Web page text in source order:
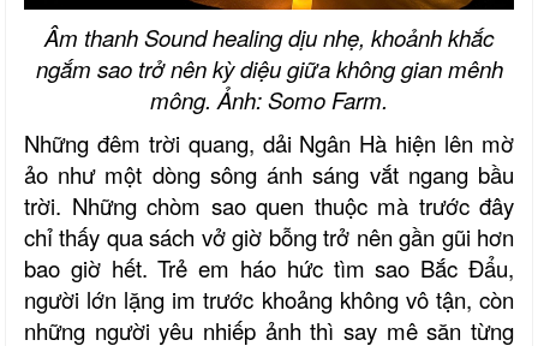
Âm thanh Sound healing dịu nhẹ, khoảnh khắc
ngắm sao trở nên kỳ diệu giữa không gian mênh
mông. Ảnh: Somo Farm.
Những đêm trời quang, dải Ngân Hà hiện lên mờ
ảo như một dòng sông ánh sáng vắt ngang bầu
trời. Những chòm sao quen thuộc mà trước đây
chỉ thấy qua sách vở giờ bỗng trở nên gần gũi hơn
bao giờ hết. Trẻ em háo hức tìm sao Bắc Đẩu,
người lớn lặng im trước khoảng không vô tận, còn
những người yêu nhiếp ảnh thì say mê săn từng